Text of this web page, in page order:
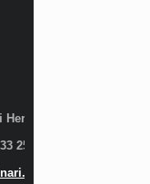
255 600